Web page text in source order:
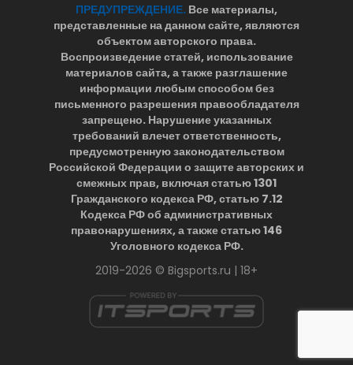
ПРЕДУПРЕЖДЕНИЕ. Все материалы,
представленные на данном сайте, являются
объектом авторского права.
Воспроизведение статей, использование
материалов сайта, а также разглашение
информации любым способом без
письменного разрешения правообладателя
запрещено. Нарушение указанных
требований влечет ответственность,
предусмотренную законодательством
Российской Федерации о защите авторских и
смежных прав, включая статью 1301
Гражданского кодекса РФ, статью 7.12
Кодекса РФ об административных
правонарушениях, а также статью 146
Уголовного кодекса РФ.
2019-2026 © Bigsports.ru | 18+